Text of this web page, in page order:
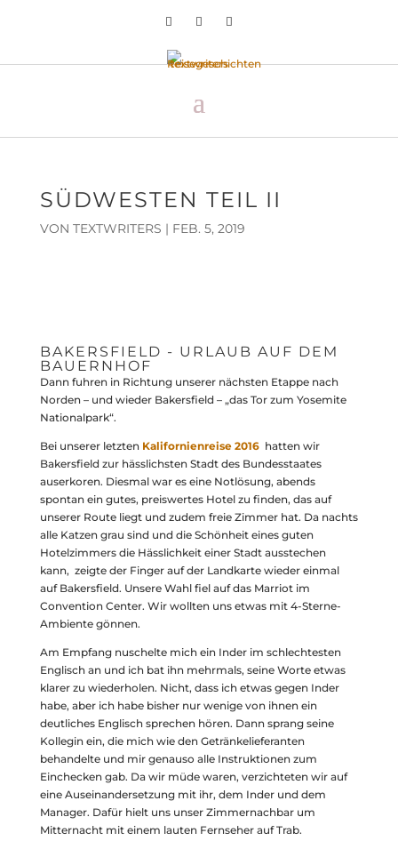
SÜDWESTEN TEIL II
VON TEXTWRITERS | FEB. 5, 2019
BAKERSFIELD - URLAUB AUF DEM
BAUERNHOF
Dann fuhren in Richtung unserer nächsten Etappe nach
Norden – und wieder Bakersfield – „das Tor zum Yosemite
Nationalpark“.
Bei unserer letzten Kalifornienreise 2016 hatten wir
Bakersfield zur hässlichsten Stadt des Bundesstaates
auserkoren. Diesmal war es eine Notlösung, abends
spontan ein gutes, preiswertes Hotel zu finden, das auf
unserer Route liegt und zudem freie Zimmer hat. Da nachts
alle Katzen grau sind und die Schönheit eines guten
Hotelzimmers die Hässlichkeit einer Stadt ausstechen
kann, zeigte der Finger auf der Landkarte wieder einmal
auf Bakersfield. Unsere Wahl fiel auf das Marriot im
Convention Center. Wir wollten uns etwas mit 4-Sterne-
Ambiente gönnen.
Am Empfang nuschelte mich ein Inder im schlechtesten
Englisch an und ich bat ihn mehrmals, seine Worte etwas
klarer zu wiederholen. Nicht, dass ich etwas gegen Inder
habe, aber ich habe bisher nur wenige von ihnen ein
deutliches Englisch sprechen hören. Dann sprang seine
Kollegin ein, die mich wie den Getränkelieferanten
behandelte und mir genauso alle Instruktionen zum
Einchecken gab. Da wir müde waren, verzichteten wir auf
eine Auseinandersetzung mit ihr, dem Inder und dem
Manager. Dafür hielt uns unser Zimmernachbar um
Mitternacht mit einem lauten Fernseher auf Trab.